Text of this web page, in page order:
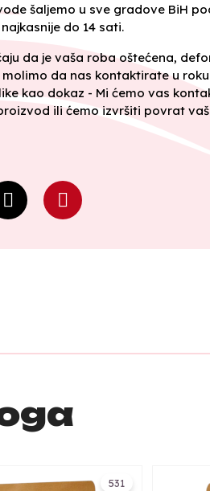
šaljemo u sve gradove BiH
do 14 sati.
da je vaša roba oštećena,
molimo da nas kontaktirate u
kao dokaz - Mi ćemo vas
ili ćemo izvršiti povrat
531